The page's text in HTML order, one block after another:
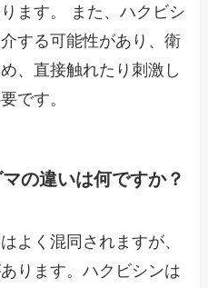
ます。 また、ハクビシ
する可能性があり、衛
、直接触れたり刺激し
です。
の違いは何ですか？
よく混同されますが、
ります。ハクビシンは